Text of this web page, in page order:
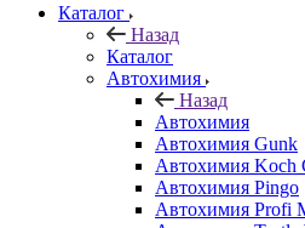
Каталог
Назад
Каталог
Автохимия
Назад
Автохимия
Автохимия Gunk
Автохимия Koch
Автохимия Pingo
Автохимия Profi